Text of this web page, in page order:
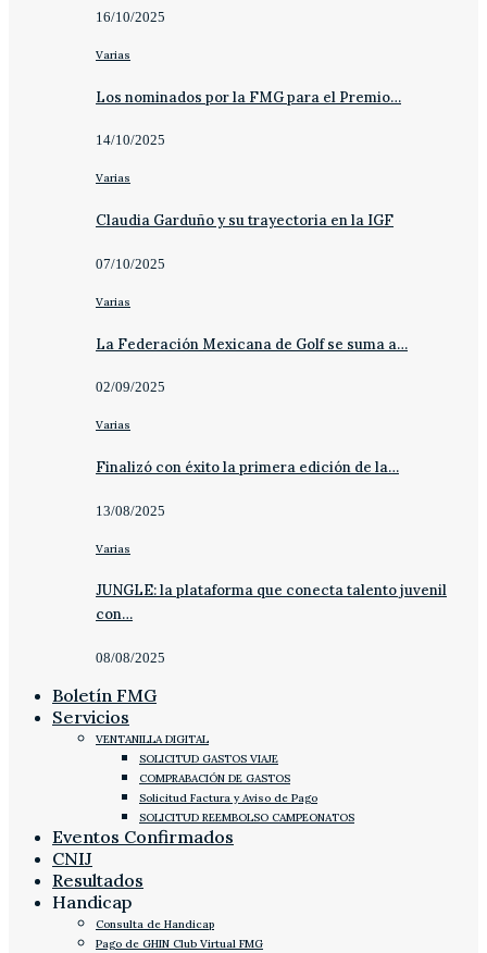
16/10/2025
Varias
Los nominados por la FMG para el Premio…
14/10/2025
Varias
Claudia Garduño y su trayectoria en la IGF
07/10/2025
Varias
La Federación Mexicana de Golf se suma a…
02/09/2025
Varias
Finalizó con éxito la primera edición de la…
13/08/2025
Varias
JUNGLE: la plataforma que conecta talento juvenil
con…
08/08/2025
Boletín FMG
Servicios
VENTANILLA DIGITAL
SOLICITUD GASTOS VIAJE
COMPRABACIÓN DE GASTOS
Solicitud Factura y Aviso de Pago
SOLICITUD REEMBOLSO CAMPEONATOS
Eventos Confirmados
CNIJ
Resultados
Handicap
Consulta de Handicap
Pago de GHIN Club Virtual FMG